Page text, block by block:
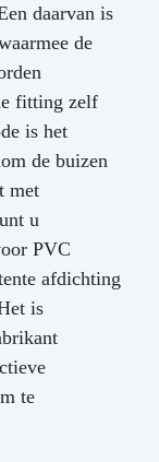
daarvan is
de
fitting zelf
is het
de buizen
met
u
PVC
afdichting
is
te